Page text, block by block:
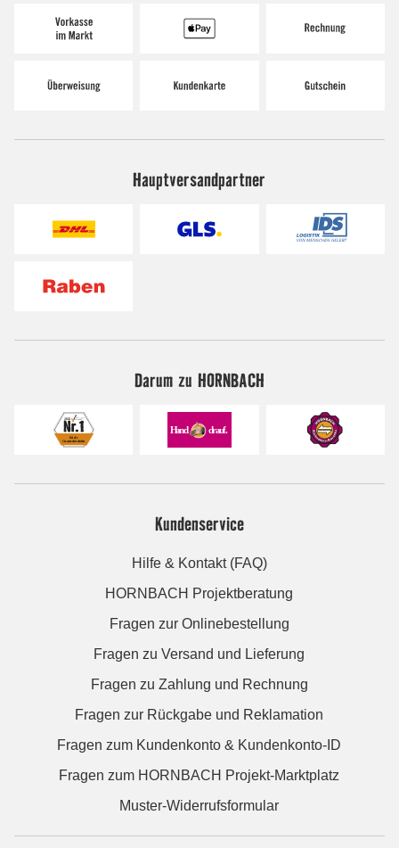
Hauptversandpartner
Darum zu HORNBACH
Kundenservice
Hilfe & Kontakt (FAQ)
HORNBACH Projektberatung
Fragen zur Onlinebestellung
Fragen zu Versand und Lieferung
Fragen zu Zahlung und Rechnung
Fragen zur Rückgabe und Reklamation
Fragen zum Kundenkonto & Kundenkonto-ID
Fragen zum HORNBACH Projekt-Marktplatz
Muster-Widerrufsformular